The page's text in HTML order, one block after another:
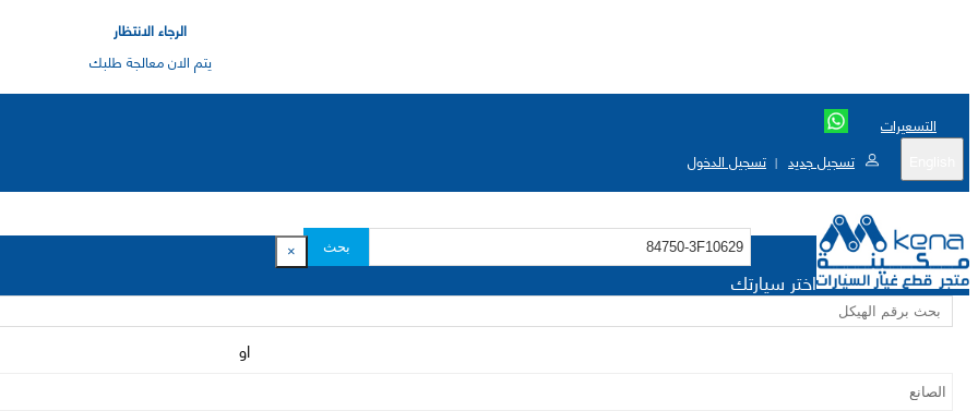
الرجاء الانتظار
يتم الان معالجة طلبك
التسعيرات
تسجيل جديد | تسجيل الدخول
بحث ×
اختر سيارتك
او